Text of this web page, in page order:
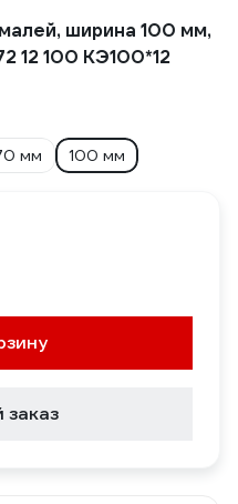
ширина 100 мм,
12 100 КЭ100*12
мм 100 мм